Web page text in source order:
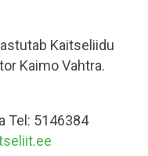
Kaitseliidu
Kaimo Vahtra.
Tel: 5146384